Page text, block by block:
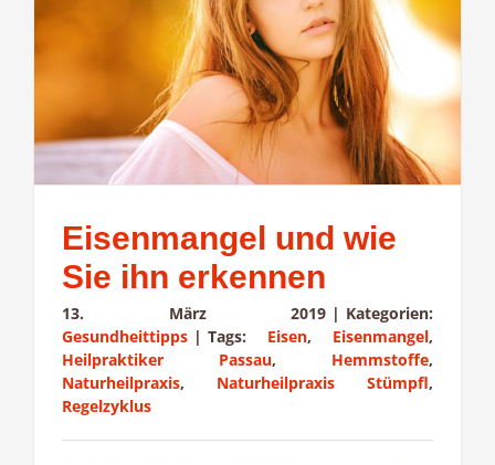
Eisenmangel und wie
Sie ihn erkennen
13. März 2019 | Kategorien:
Gesundheittipps | Tags: Eisen, Eisenmangel,
Heilpraktiker Passau, Hemmstoffe,
Naturheilpraxis, Naturheilpraxis Stümpfl,
Regelzyklus